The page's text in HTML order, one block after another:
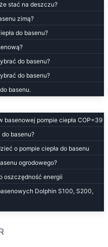
stać na deszczu?
zimą?
do basenu?
do basenu?
do basenu?
basenu.
basenowej pompie ciepła COP=39
basenu?
o pompie ciepła do basenu
ogrodowego?
oszczędność energii
Dolphin S100, S200,